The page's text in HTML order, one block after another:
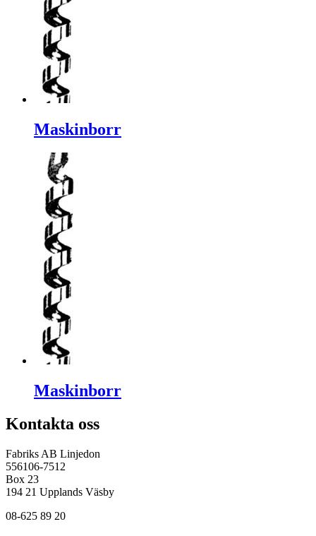
Maskinborr
Maskinborr
Kontakta oss
Fabriks AB Linjedon
556106-7512
Box 23
194 21 Upplands Väsby
08-625 89 20